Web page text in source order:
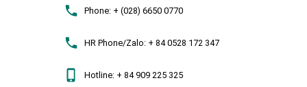
Phone:+ (028) 6650 0770
HR Phone/Zalo:+ 84 0528 172 347
Hotline:+ 84 909 225 325